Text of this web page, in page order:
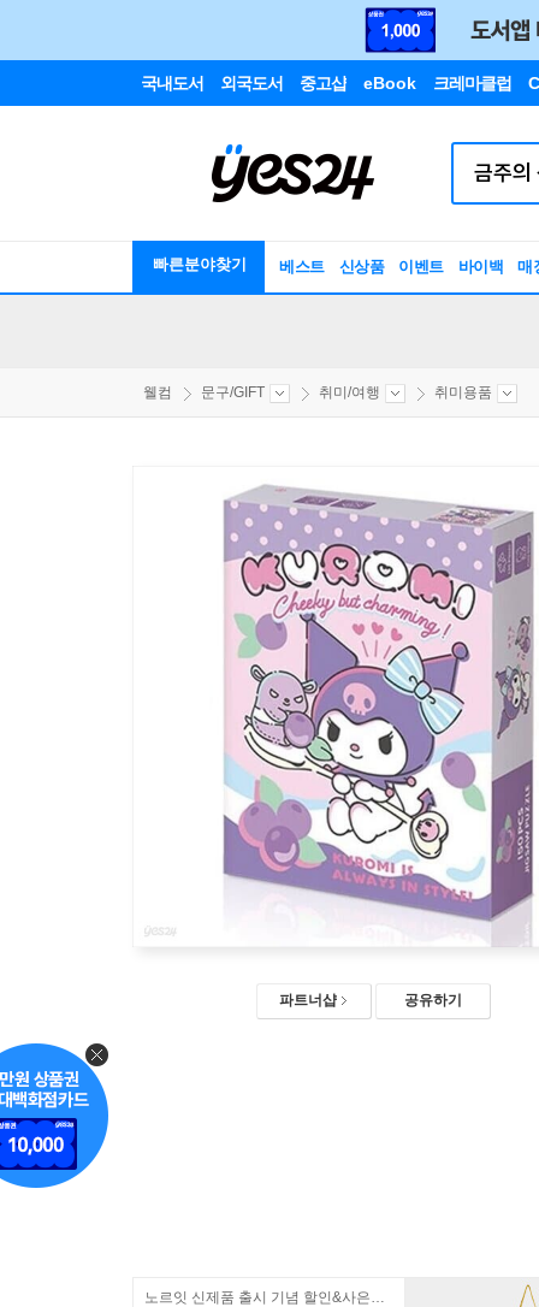
국내도서 외국도서 중고샵 eBook 크레마클럽
빠른분야찾기 베스트 신상품 이벤트 바이백 매
웰컴 문구/GIFT 취미/여행 취미용품
파트너샵 공유하기
노르잇 신제품 출시 기념 할인&사은품 증정!